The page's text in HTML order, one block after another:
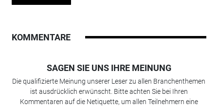
KOMMENTARE
SAGEN SIE UNS IHRE MEINUNG
Die qualifizierte Meinung unserer Leser zu allen Branchenthemen
ist ausdrücklich erwünscht. Bitte achten Sie bei Ihren
Kommentaren auf die Netiquette, um allen Teilnehmern eine